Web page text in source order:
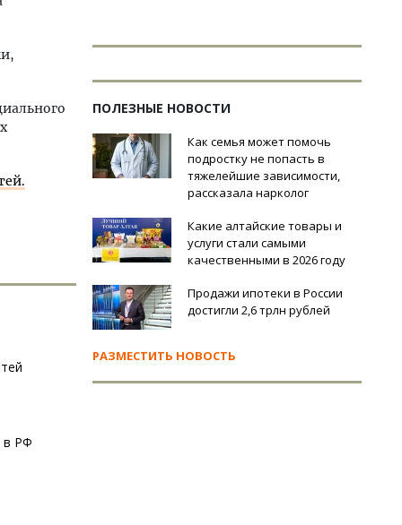
в РФ
ПОЛЕЗНЫЕ НОВОСТИ
Как семья может помочь
подростку не попасть в
тяжелейшие зависимости,
рассказала нарколог
Какие алтайские товары и
услуги стали самыми
качественными в 2026 году
Продажи ипотеки в России
достигли 2,6 трлн рублей
РАЗМЕСТИТЬ НОВОСТЬ